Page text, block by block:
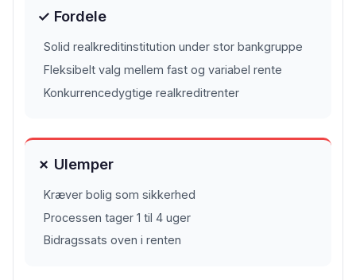
✓ Fordele
Solid realkreditinstitution under stor bankgruppe
Fleksibelt valg mellem fast og variabel rente
Konkurrencedygtige realkreditrenter
✗ Ulemper
Kræver bolig som sikkerhed
Processen tager 1 til 4 uger
Bidragssats oven i renten